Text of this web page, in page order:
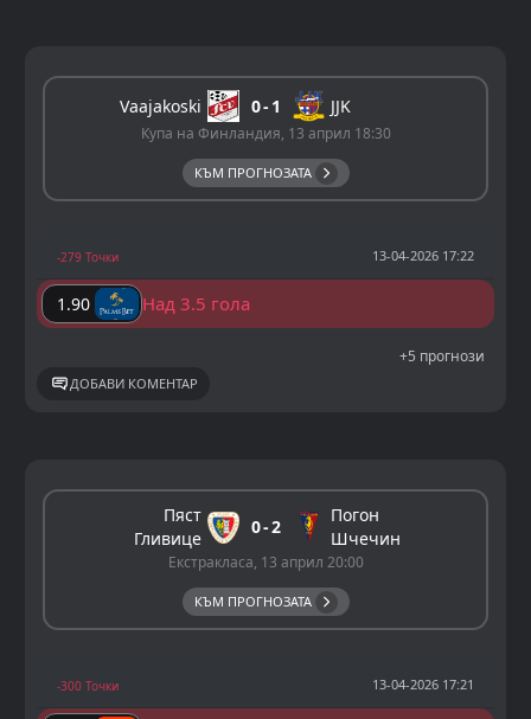
Vaajakoski 0 1 JJK
Купа на Финландия, 13 април 18:30
КЪМ ПРОГНОЗАТА
-279 Точки 13-04-2026 17:22
1.90 Над 3.5 гола
+5 прогнози
ДОБАВИ КОМЕНТАР
Пяст
Гливице
0 2
Погон
Шчечин
Екстракласа, 13 април 20:00
КЪМ ПРОГНОЗАТА
-300 Точки 13-04-2026 17:21